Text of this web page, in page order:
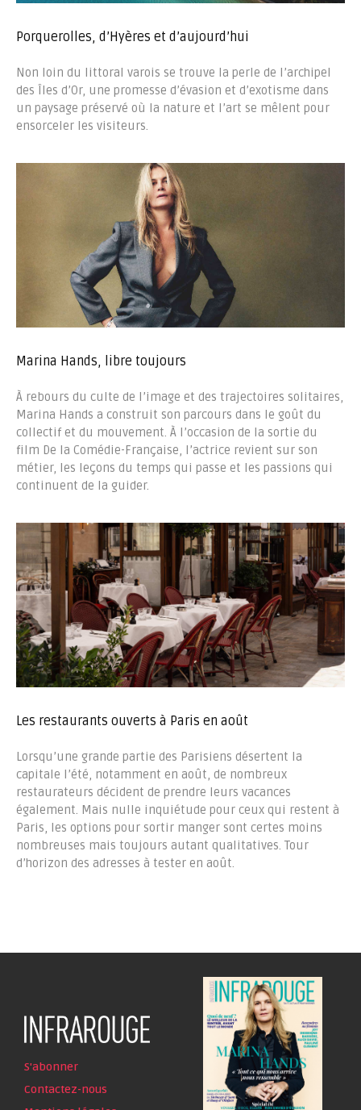
Porquerolles, d’Hyères et d’aujourd’hui
Non loin du littoral varois se trouve la perle de l’archipel
des Îles d’Or, une promesse d’évasion et d’exotisme dans
un paysage préservé où la nature et l’art se mêlent pour
ensorceler les visiteurs.
Marina Hands, libre toujours
À rebours du culte de l’image et des trajectoires solitaires,
Marina Hands a construit son parcours dans le goût du
collectif et du mouvement. À l’occasion de la sortie du
film De la Comédie-Française, l’actrice revient sur son
métier, les leçons du temps qui passe et les passions qui
continuent de la guider.
Les restaurants ouverts à Paris en août
Lorsqu’une grande partie des Parisiens désertent la
capitale l’été, notamment en août, de nombreux
restaurateurs décident de prendre leurs vacances
également. Mais nulle inquiétude pour ceux qui restent à
Paris, les options pour sortir manger sont certes moins
nombreuses mais toujours autant qualitatives. Tour
d’horizon des adresses à tester en août.
S'abonner
Contactez-nous